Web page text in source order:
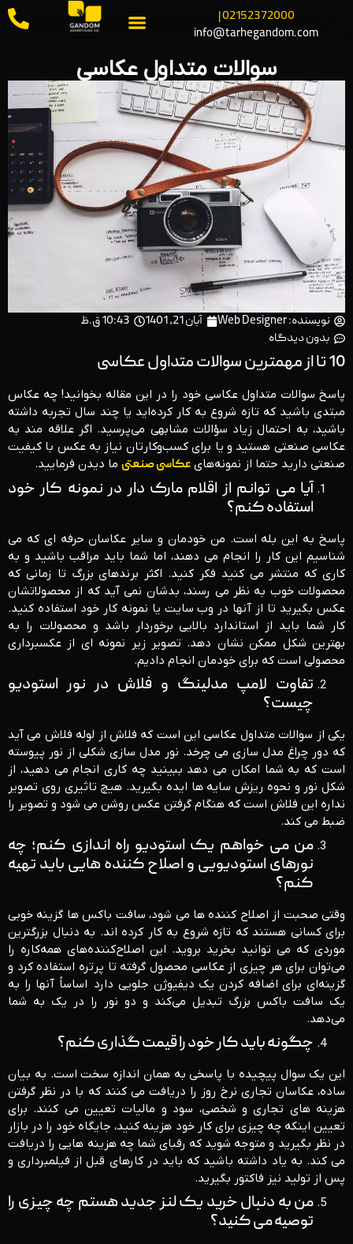
02152372000 |
info@tarhegandom.com
سوالات متداول عکاسی
نویسنده: آبان 21, 1401
10:43 ق.ظ
بدون دیدگاه
10 تا از مهمترین سوالات متداول عکاسی
پاسخ سوالات متداول عکاسی خود را در این مقاله بخوانید! چه عکاس
مبتدی باشید که تازه شروع به کار کرده‌اید یا چند سال تجربه داشته
باشید، به احتمال زیاد سؤالات مشابهی می‌پرسید. اگر علاقه مند به
عکاسی صنعتی هستید و یا برای کسب‌وکارتان نیاز به عکس با کیفیت
صنعتی دارید حتما از نمونه‌های عکاسی صنعتی ما دیدن فرمایید.
آیا می توانم از اقلام مارک دار در نمونه کار خود
استفاده کنم؟
پاسخ به این بله است. من خودمان و سایر عکاسان حرفه ای که می
شناسیم این کار را انجام می دهند، اما شما باید مراقب باشید و به
کاری که منتشر می کنید فکر کنید. اکثر برندهای بزرگ تا زمانی که
محصولات خوب به نظر می رسند، بدشان نمی آید که از محصولاتشان
عکس بگیرید تا از آنها در وب سایت یا نمونه کار خود استفاده کنید.
کار شما باید از استاندارد بالایی برخوردار باشد و محصولات را به
بهترین شکل ممکن نشان دهد. تصویر زیر نمونه ای از عکسبرداری
محصولی است که برای خودمان انجام دادیم.
تفاوت لامپ مدلینگ و فلاش در نور استودیو
چیست؟
یکی از سوالات متداول عکاسی این است که فلاش از لوله فلاش می آید
که دور چراغ مدل سازی می چرخد. نور مدل سازی شکلی از نور پیوسته
است که به شما امکان می دهد ببینید چه کاری انجام می دهید، از
شکل نور و نحوه ریزش سایه ها ایده بگیرید. هیچ تاثیری روی تصویر
نداره این فلاش است که هنگام گرفتن عکس روشن می شود و تصویر را
ضبط می کند.
من می خواهم یک استودیو راه اندازی کنم؛ چه
نورهای استودیویی و اصلاح کننده هایی باید تهیه
کنم؟
وقتی صحبت از اصلاح کننده ها می شود، سافت باکس ها گزینه خوبی
برای کسانی هستند که تازه شروع به کار کرده اند. به دنبال بزرگترین
موردی که می توانید بخرید بروید. این اصلاح‌کننده‌های همه‌کاره را
می‌توان برای هر چیزی از عکاسی محصول گرفته تا پرتره استفاده کرد و
گزینه‌ای برای اضافه کردن یک دیفیوژن جلویی دارد اساساً آنها را به
یک سافت باکس بزرگ تبدیل می‌کند و دو نور را در یک به شما
می‌دهد.
چگونه باید کار خود را قیمت گذاری کنم؟
این یک سوال پیچیده با پاسخی به همان اندازه سخت است. به بیان
ساده، عکاسان تجاری نرخ روز را دریافت می کنند که با در نظر گرفتن
هزینه های تجاری و شخصی، سود و مالیات تعیین می کنند. برای
تعیین اینکه چه چیزی برای کار خود هزینه کنید، جایگاه خود را در بازار
در نظر بگیرید و متوجه شوید که رقبای شما چه هزینه هایی را دریافت
می کند. به یاد داشته باشید که باید در کارهای قبل از فیلمبرداری و
پس از تولید نیز فاکتور بگیرید.
من به دنبال خرید یک لنز جدید هستم چه چیزی را
توصیه می کنید؟